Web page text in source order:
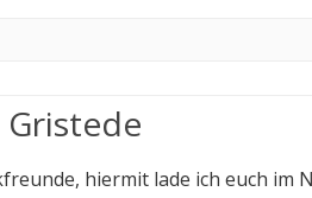
Gristede
hiermit lade ich euch im